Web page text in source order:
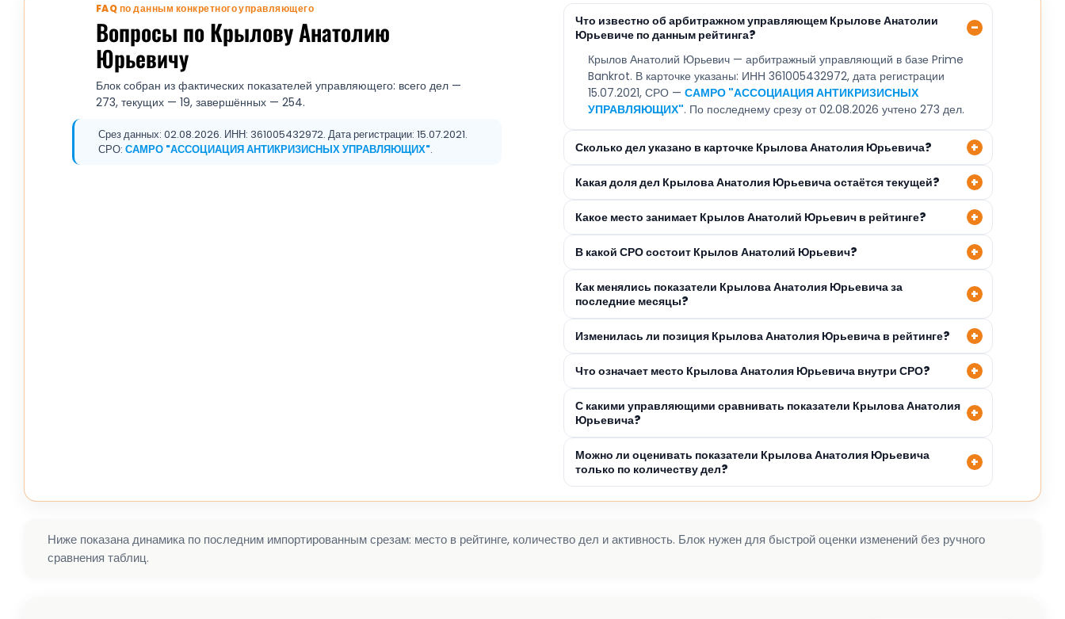
FAQ по данным конкретного управляющего
Вопросы по Крылову Анатолию
Юрьевичу
Блок собран из фактических показателей управляющего: всего дел —
273, текущих — 19, завершённых — 254.
Срез данных: 02.08.2026. ИНН: 361005432972. Дата регистрации: 15.07.2021.
СРО: САМРО "АССОЦИАЦИЯ АНТИКРИЗИСНЫХ УПРАВЛЯЮЩИХ".
Что известно об арбитражном управляющем Крылове Анатолии
Юрьевиче по данным рейтинга?
Крылов Анатолий Юрьевич — арбитражный управляющий в базе Prime
Bankrot. В карточке указаны: ИНН 361005432972, дата регистрации
15.07.2021, СРО — САМРО "АССОЦИАЦИЯ АНТИКРИЗИСНЫХ
УПРАВЛЯЮЩИХ". По последнему срезу от 02.08.2026 учтено 273 дел.
Сколько дел указано в карточке Крылова Анатолия Юрьевича?
Какая доля дел Крылова Анатолия Юрьевича остаётся текущей?
Какое место занимает Крылов Анатолий Юрьевич в рейтинге?
В какой СРО состоит Крылов Анатолий Юрьевич?
Как менялись показатели Крылова Анатолия Юрьевича за
последние месяцы?
Изменилась ли позиция Крылова Анатолия Юрьевича в рейтинге?
Что означает место Крылова Анатолия Юрьевича внутри СРО?
С какими управляющими сравнивать показатели Крылова Анатолия
Юрьевича?
Можно ли оценивать показатели Крылова Анатолия Юрьевича
только по количеству дел?
Ниже показана динамика по последним импортированным срезам: место в рейтинге, количество дел и активность. Блок нужен для быстрой оценки изменений без ручного
сравнения таблиц.